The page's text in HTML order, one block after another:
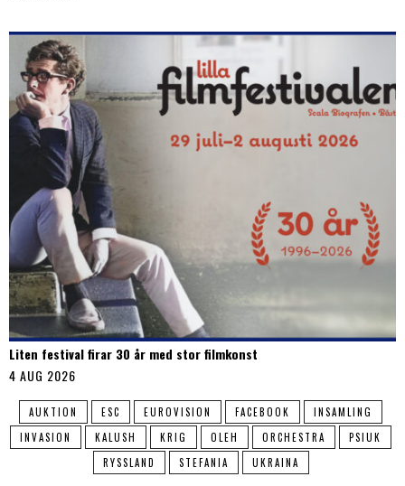
Liten festival firar 30 år med stor filmkonst
4 AUG 2026
AUKTION ESC EUROVISION FACEBOOK
INSAMLING
INVASION
KALUSH KRIG OLEH ORCHESTRA
PSIUK
RYSSLAND
STEFANIA UKRAINA